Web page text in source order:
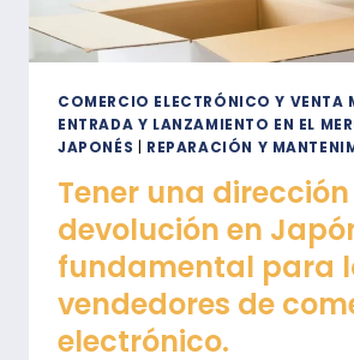
COMERCIO ELECTRÓNICO Y VENTA
ENTRADA Y LANZAMIENTO EN EL
JAPONÉS
REPARACIÓN Y
Tener una
devolución en
fundamental para
vendedores de
electrónico.